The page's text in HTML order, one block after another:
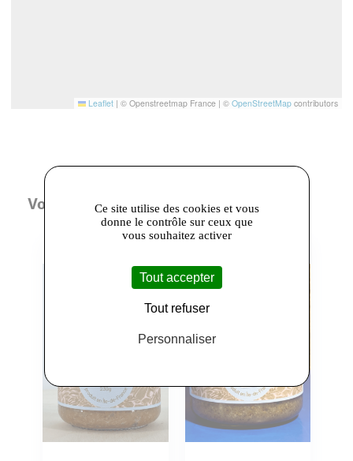
Leaflet | © Openstreetmap France | © OpenStreetMap contributors
Vous aimerez aussi
Ce site utilise des cookies et vous
donne le contrôle sur ceux que
vous souhaitez activer
Tout accepter
Tout refuser
Personnaliser